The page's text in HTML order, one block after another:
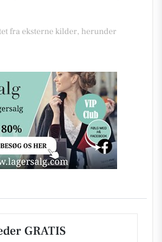
fra eksterne kilder, herunder
GRATIS